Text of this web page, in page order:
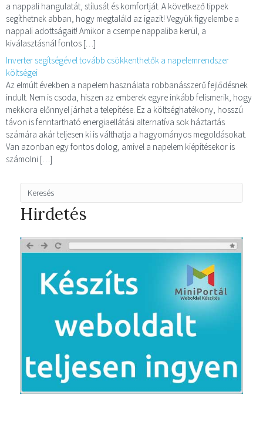
a nappali hangulatát, stílusát és komfortját. A következő tippek
segíthetnek abban, hogy megtaláld az igazit! Vegyük figyelembe a
nappali adottságait! Amikor a csempe nappaliba kerül, a
kiválasztásnál fontos […]
Inverter segítségével tovább csökkenthetők a napelemrendszer
költségei
Az elmúlt években a napelem használata robbanásszerű fejlődésnek
indult. Nem is csoda, hiszen az emberek egyre inkább felismerik, hogy
mekkora előnnyel járhat a telepítése. Ez a költséghatékony, hosszú
távon is fenntartható energiaellátási alternatíva sok háztartás
számára akár teljesen ki is válthatja a hagyományos megoldásokat.
Van azonban egy fontos dolog, amivel a napelem kiépítésekor is
számolni […]
Hirdetés